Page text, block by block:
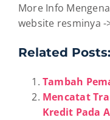
More Info
website resminya -
Related Posts:
Tambah
Mencatat
Kredit Pada